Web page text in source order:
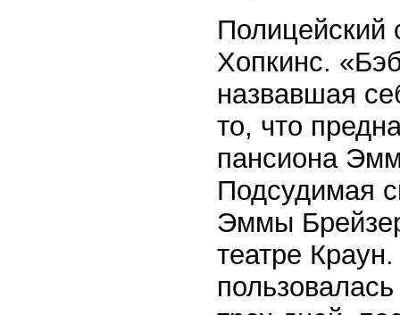
Полицейский
Хопкинс.
назвавшая
то, что
пансиона
Подсудимая
Эммы
театре